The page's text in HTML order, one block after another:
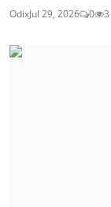
OdixJul 29, 2026 0 3